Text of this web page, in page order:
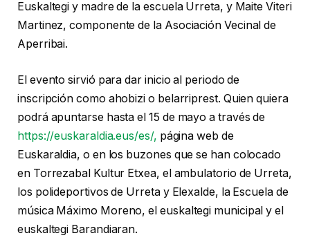
Euskaltegi y madre de la escuela Urreta, y Maite Viteri
Martinez, componente de la Asociación Vecinal de
Aperribai.
El evento sirvió para dar inicio al periodo de
inscripción como ahobizi o belarriprest. Quien quiera
podrá apuntarse hasta el 15 de mayo a través de
https://euskaraldia.eus/es/, página web de
Euskaraldia, o en los buzones que se han colocado
en Torrezabal Kultur Etxea, el ambulatorio de Urreta,
los polideportivos de Urreta y Elexalde, la Escuela de
música Máximo Moreno, el euskaltegi municipal y el
euskaltegi Barandiaran.